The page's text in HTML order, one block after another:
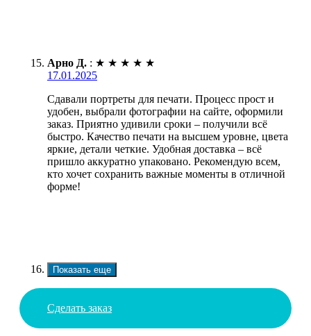
Арно Д. : ★ ★ ★ ★ ★
17.01.2025
Сдавали портреты для печати. Процесс прост и
удобен, выбрали фотографии на сайте, оформили
заказ. Приятно удивили сроки – получили всё
быстро. Качество печати на высшем уровне, цвета
яркие, детали четкие. Удобная доставка – всё
пришло аккуратно упаковано. Рекомендую всем,
кто хочет сохранить важные моменты в отличной
форме!
Показать еще
Сделать заказ